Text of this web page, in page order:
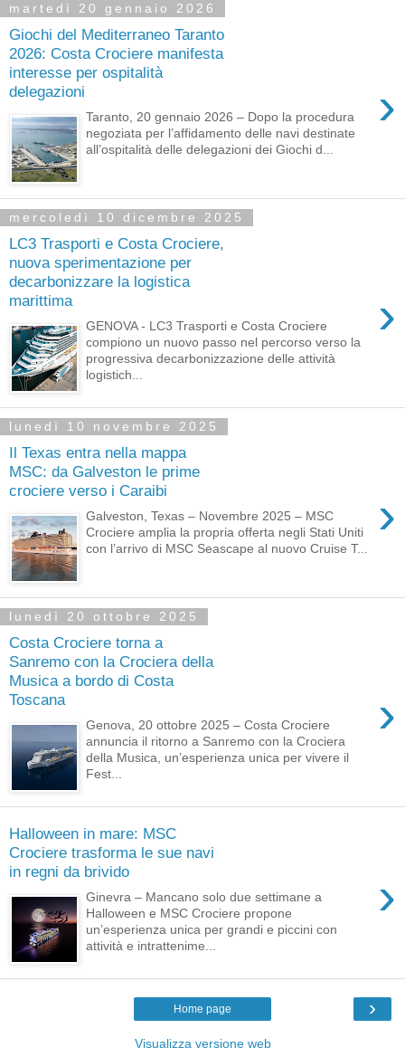
martedì 20 gennaio 2026
Giochi del Mediterraneo Taranto
2026: Costa Crociere manifesta
interesse per ospitalità
delegazioni
›
Taranto, 20 gennaio 2026 – Dopo la procedura
negoziata per l’affidamento delle navi destinate
all’ospitalità delle delegazioni dei Giochi d...
mercoledì 10 dicembre 2025
LC3 Trasporti e Costa Crociere,
nuova sperimentazione per
decarbonizzare la logistica
marittima
›
GENOVA - LC3 Trasporti e Costa Crociere
compiono un nuovo passo nel percorso verso la
progressiva decarbonizzazione delle attività
logistich...
lunedì 10 novembre 2025
Il Texas entra nella mappa
MSC: da Galveston le prime
crociere verso i Caraibi
›
Galveston, Texas – Novembre 2025 – MSC
Crociere amplia la propria offerta negli Stati Uniti
con l’arrivo di MSC Seascape al nuovo Cruise T...
lunedì 20 ottobre 2025
Costa Crociere torna a
Sanremo con la Crociera della
Musica a bordo di Costa
Toscana
›
Genova, 20 ottobre 2025 – Costa Crociere
annuncia il ritorno a Sanremo con la Crociera
della Musica, un’esperienza unica per vivere il
Fest...
Halloween in mare: MSC
Crociere trasforma le sue navi
in regni da brivido
›
Ginevra – Mancano solo due settimane a
Halloween e MSC Crociere propone
un’esperienza unica per grandi e piccini con
attività e intrattenime...
›
Home page
Visualizza versione web